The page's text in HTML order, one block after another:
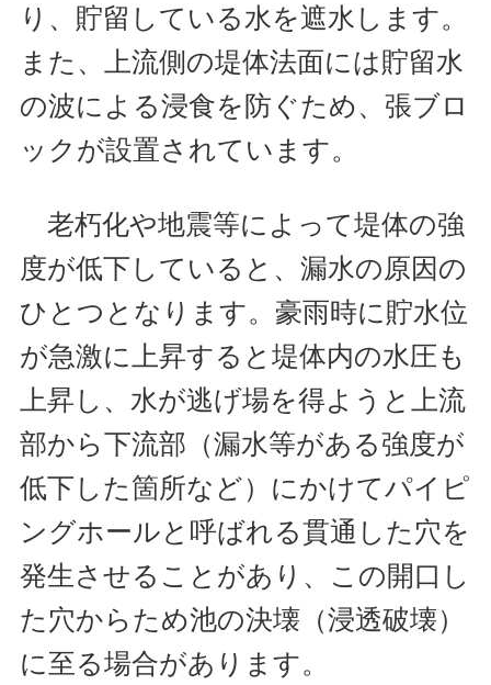
り、貯留している水を遮水します。
また、上流側の堤体法面には貯留水
の波による浸食を防ぐため、張ブロ
ックが設置されています。
老朽化や地震等によって堤体の強
度が低下していると、漏水の原因の
ひとつとなります。豪雨時に貯水位
が急激に上昇すると堤体内の水圧も
上昇し、水が逃げ場を得ようと上流
部から下流部（漏水等がある強度が
低下した箇所など）にかけてパイピ
ングホールと呼ばれる貫通した穴を
発生させることがあり、この開口し
た穴からため池の決壊（浸透破壊）
に至る場合があります。